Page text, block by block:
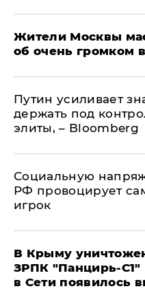
Жители Москвы
об очень громком
Путин усиливает
держать под
элиты, – Bloomberg
Социальную
РФ провоцирует
игрок
В Крыму
ЗРПК "Панцирь-С1"
в Сети появилось